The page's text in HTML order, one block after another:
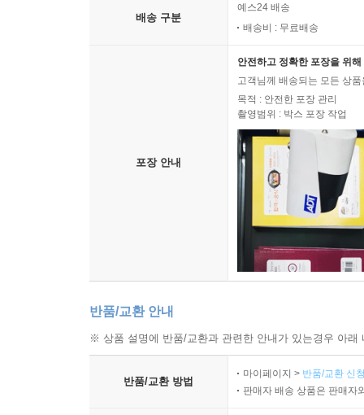
교육으로는 미래의 주역이 될 우리 아이들과 우
여전히 구시대적인 암기 주입식에 머물러 있다.
상상하고 원대한 꿈을 키우도록 하는 교육은 뒷
시간과 돈을 허비하고 있다.〈진형준 교수의 세
기왕의 관행과 편견을 정면으로 돌파하여 한국
중요한 목표다. 한편, 〈진형준 교수의 세계문
이르기까지 다양한 연령대의 사랑을 받고 있
맛깔스럽게 재탄생시켰다.
배송 구분
예스24 배송
배송비 : 무료배송
포장 안내
안전하고 정확한 포장을 위
고객님께 배송되는 모든 상
목적 : 안전한 포장 관리
촬영범위 : 박스 포장 작업
반품/교환 안내
※ 상품 설명에 반품/교환과 관련한 안내가 있는경우 아
반품/교환 방법
마이페이지 > 반품/교환 신
판매자 배송 상품은 판매자